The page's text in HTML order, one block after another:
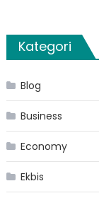
Kategori
Blog
Business
Economy
Ekbis